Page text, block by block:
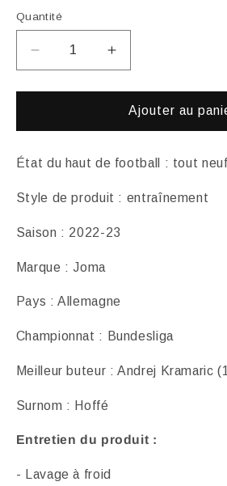
Quantité
Réduire
la
quantité
Haut
Hoffenheim
Augmenter
la
quantité
Haut
Hoffenheim
Ajouter au
État du haut de football : tout neuf
Style de produit : entraînement
Saison : 2022-23
Marque : Joma
Pays : Allemagne
Championnat : Bundesliga
Meilleur buteur : Andrej Kramaric
Surnom : Hoffé
Entretien du produit :
- Lavage à froid